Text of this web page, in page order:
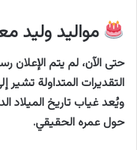
مواليد وليد
حتى الآن، لم يتم الإعلان
التقديرات المتداولة تشير
ويُعد غياب تاريخ الميلاد
حول عمره الحقيقي.